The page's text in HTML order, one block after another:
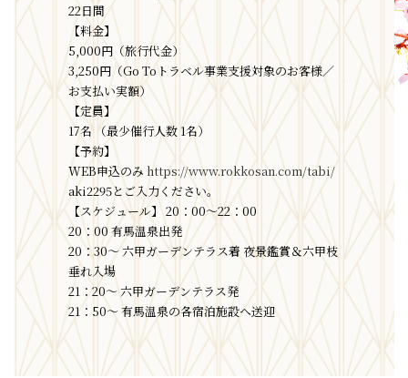
22日間
【料金】
5,000円（旅行代金）
3,250円（Go Toトラベル事業支援対象のお客様／
お支払い実額）
【定員】
17名 （最少催行人数 1名）
【予約】
WEB申込のみ https://www.rokkosan.com/tabi/
aki2295とご入力ください。
【スケジュール】 20：00〜22：00
20：00 有馬温泉出発
20：30〜 六甲ガーデンテラス着 夜景鑑賞＆六甲枝
垂れ入場
21：20〜 六甲ガーデンテラス発
21：50〜 有馬温泉の各宿泊施設へ送迎